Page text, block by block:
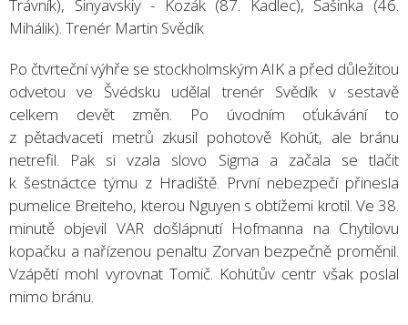
Trávník), Sinyavskiy - Kozák (87. Kadlec), Šašinka (46.
Mihálik). Trenér Martin Svědík
Po čtvrteční výhře se stockholmským AIK a před důležitou
odvetou ve Švédsku udělal trenér Svědík v sestavě
celkem devět změn. Po úvodním oťukávání to
z pětadvaceti metrů zkusil pohotově Kohút, ale bránu
netrefil. Pak si vzala slovo Sigma a začala se tlačit
k šestnáctce týmu z Hradiště. První nebezpečí přinesla
pumelice Breiteho, kterou Nguyen s obtížemi krotil. Ve 38.
minutě objevil VAR došlápnutí Hofmanna na Chytilovu
kopačku a nařízenou penaltu Zorvan bezpečně proměnil.
Vzápětí mohl vyrovnat Tomič. Kohútův centr však poslal
mimo bránu.